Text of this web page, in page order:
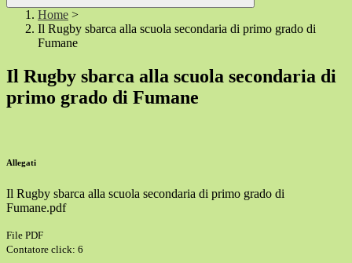
Home >
Il Rugby sbarca alla scuola secondaria di primo grado di
Fumane
Il Rugby sbarca alla scuola secondaria di
primo grado di Fumane
Allegati
Il Rugby sbarca alla scuola secondaria di primo grado di
Fumane.pdf
File PDF
Contatore click: 6